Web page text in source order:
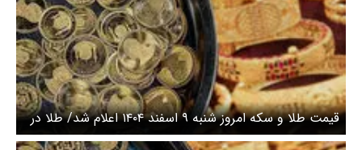
قیمت طلا و سکه امروز شنبه ۹ اسفند ۱۴۰۴ اعلام شد/ طلا در
اوج ماند، سکه دوباره گران شد + جدول